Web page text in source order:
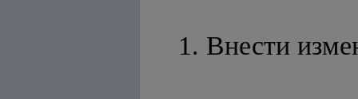
1. Внести